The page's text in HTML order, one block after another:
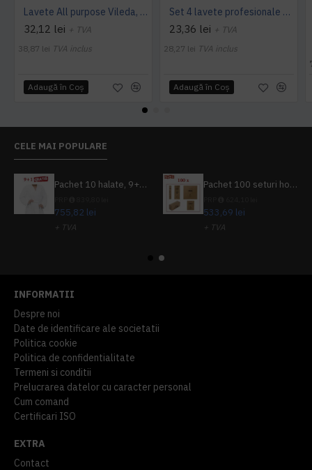
Lavete All purpose Vileda, 38 x 40 cm, 10 buc. / pachet
32,12 lei + TVA
38,87 lei TVA inclus
Adaugă în Coş
Set 4 lavete profesionale din microfibre Sano Sushi
23,36 lei + TVA
28,27 lei TVA inclus
Adaugă în Coş
CELE MAI POPULARE
Pachet 10 halate, 9+1 gratuit
755,82 lei
+ TVA
Pachet 100 seturi hoteliere, set dentar, set barbierit, casca de dus, pila unghii, set cusut
533,69 lei
+ TVA
INFORMATII
Despre noi
Date de identificare ale societatii
Politica cookie
Politica de confidentialitate
Termeni si conditii
Prelucrarea datelor cu caracter personal
Cum comand
Certificari ISO
EXTRA
Contact